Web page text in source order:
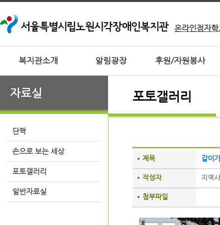
온라인점자
복지관소개 알림광장 후원/자원봉사
자료실
단짝
손으로 보는 세상
포토갤러리
일반자료실
포토갤러리
제목 같이
작성자 지역
첨부파일